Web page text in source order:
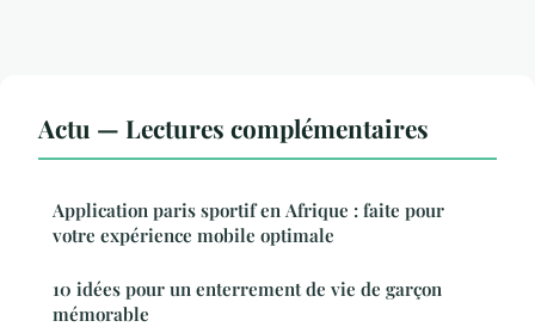
Actu — Lectures complémentaires
Application paris sportif en Afrique : faite pour
votre expérience mobile optimale
10 idées pour un enterrement de vie de garçon
mémorable